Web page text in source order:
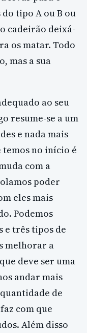
tipo A ou B ou
cadeirão deixá-
os matar. Todo
mas a sua
ao seu
resume-se a um
e nada mais
temos no início é
com a
poder
eles mais
Podemos
e três tipos de
melhorar a
deve ser uma
andar mais
de
com que
Além disso